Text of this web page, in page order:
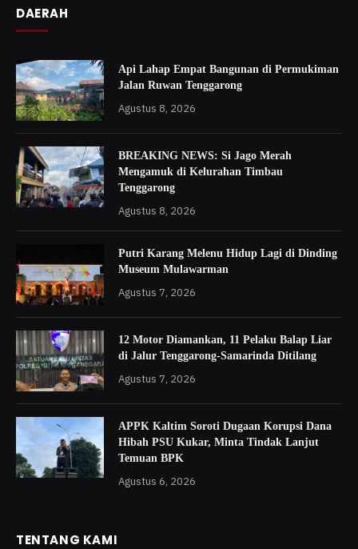
DAERAH
Api Lahap Empat Bangunan di Permukiman
Jalan Ruwan Tenggarong
Agustus 8, 2026
BREAKING NEWS: Si Jago Merah
Mengamuk di Kelurahan Timbau
Tenggarong
Agustus 8, 2026
Putri Karang Melenu Hidup Lagi di Dinding
Museum Mulawarman
Agustus 7, 2026
12 Motor Diamankan, 11 Pelaku Balap Liar
di Jalur Tenggarong-Samarinda Ditilang
Agustus 7, 2026
APPK Kaltim Soroti Dugaan Korupsi Dana
Hibah PSU Kukar, Minta Tindak Lanjut
Temuan BPK
Agustus 6, 2026
TENTANG KAMI